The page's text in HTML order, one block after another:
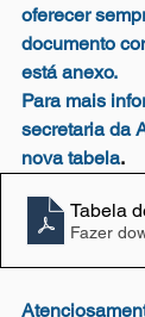
oferecer
documento
está anexo.
Para mais
secretaria da
nova tabela.
Tabela
Fazer